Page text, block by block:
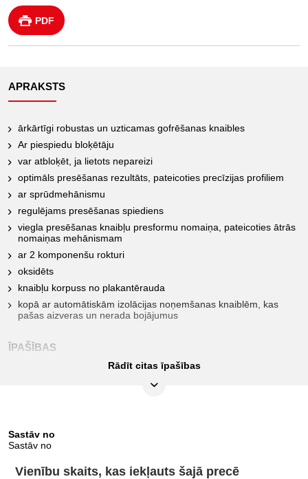
PDF
APRAKSTS
ārkārtīgi robustas un uzticamas gofrēšanas knaibles
Ar piespiedu bloķētāju
var atbloķēt, ja lietots nepareizi
optimāls presēšanas rezultāts, pateicoties precīzijas profiliem
ar sprūdmehānismu
regulējams presēšanas spiediens
viegla presēšanas knaibļu presformu nomaiņa, pateicoties ātrās
nomaiņas mehānismam
ar 2 komponenšu rokturi
oksidēts
knaibļu korpuss no plakantērauda
kopā ar automātiskām izolācijas noņemšanas knaiblēm, kas
pašas aizveras un nerada bojājumus
ĪPAŠĪBAS
Funkciju atribūti 1:
Rādīt citas īpašības
Sastāv no
Sastāv no
Vienību skaits, kas iekļauts šajā precē